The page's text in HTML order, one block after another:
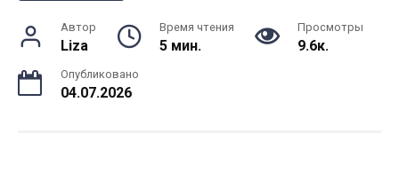
Автор
Liza
Время чтения
5 мин.
Просмотры
9.6к.
Опубликовано
04.07.2026